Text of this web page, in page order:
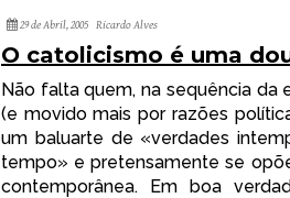
29 de Abril, 2005 Ricardo Alves
O catolicismo é uma
Não falta quem, na sequência da
(e movido mais por razões
um baluarte de «verdades
tempo» e pretensamente se
contemporânea. Em boa